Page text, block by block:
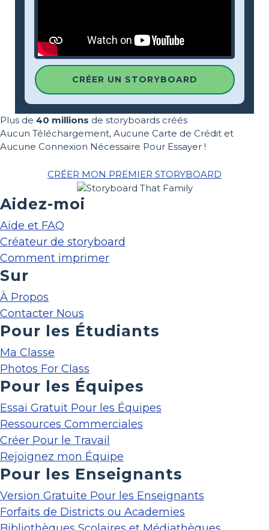
CRÉER UN STORYBOARD
Plus de 40 millions de storyboards créés
Aucun Téléchargement, Aucune Carte de Crédit et
Aucune Connexion Nécessaire Pour Essayer !
CRÉER MON PREMIER STORYBOARD
Aidez-moi
Aide et FAQ
Créateur de storyboard
Comment imprimer
Sur
À Propos
Contacter Nous
Pour les Étudiants
Ma Classe
Photos For Class
Pour les Équipes
Essai Gratuit Pour les Équipes
Ressources Commerciales
Créer Pour le Travail
Rejoignez mon Équipe
Pour les Enseignants
Version Gratuite Pour les Enseignants
Forfaits de Districts ou Academies